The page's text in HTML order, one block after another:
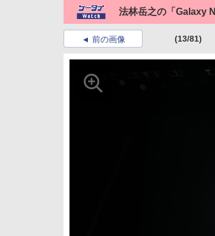
法林岳之の「Galaxy
前の画像 (13/81)